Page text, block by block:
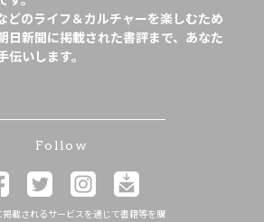
どのライフ＆カルチャーを楽しむため
日新聞に掲載された書評まで、あなた
いします。
Follow
載されるサービスを通じて書籍等を購